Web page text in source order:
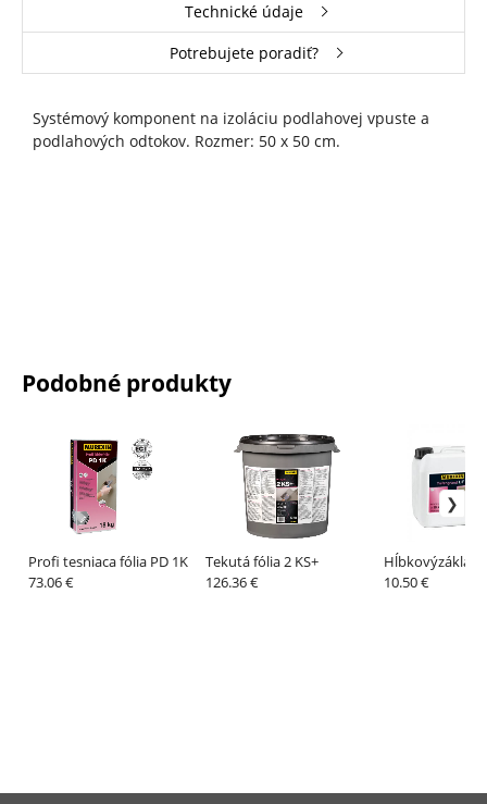
Technické údaje
Potrebujete poradiť?
Systémový komponent na izoláciu podlahovej vpuste a
podlahových odtokov. Rozmer: 50 x 50 cm.
Podobné produkty
Profi tesniaca fólia PD 1K
73.06 €
Tekutá fólia 2 KS+
126.36 €
Hĺbkovýzáklad
10.50 €